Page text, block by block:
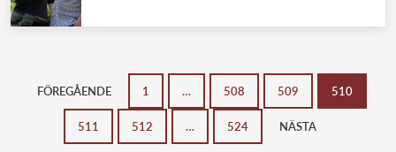
FÖREGÅENDE 1 … 508 509 510
511 512 … 524 NÄSTA